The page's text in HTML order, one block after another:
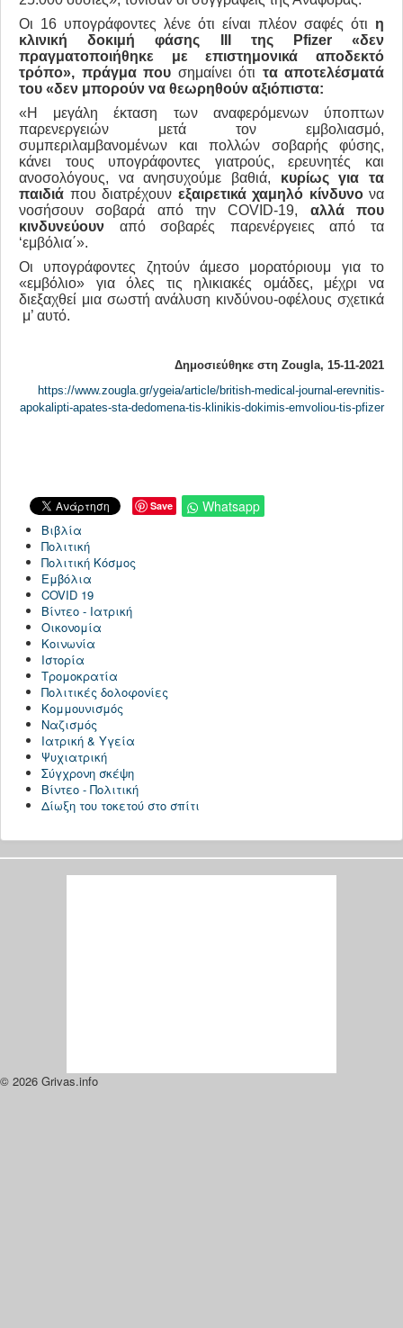
Οι 16 υπογράφοντες λένε ότι είναι πλέον σαφές ότι η
κλινική δοκιμή φάσης ΙΙΙ της
Pfizer«δεν
πραγματοποιήθηκε με επιστημονικά αποδεκτό
τρόπο», πράγμα που σημαίνει ότι τα αποτελέσματά
του «δεν μπορούν να θεωρηθούν αξιόπιστα:
«Η μεγάλη έκταση των αναφερόμενων ύποπτων
παρενεργειών μετά τον εμβολιασμό,
συμπεριλαμβανομένων και πολλών σοβαρής φύσης,
κάνει τους υπογράφοντες γιατρούς, ερευνητές και
ανοσολόγους, να ανησυχούμε βαθιά, κυρίως για τα
παιδιά που διατρέχουν εξαιρετικά χαμηλό κίνδυνονα
νοσήσουν σοβαρά από την COVID-19, αλλά που
κινδυνεύουν από σοβαρές παρενέργειες από τα
‘εμβόλια΄».
Οι υπογράφοντες ζητούν άμεσο μορατόριουμ για το
«εμβόλιο» για όλες τις ηλικιακές ομάδες, μέχρι να
διεξαχθεί μια σωστή ανάλυση κινδύνου-οφέλους σχετικά
μ’ αυτό.
Δημοσιεύθηκε στη Zougla, 15-11-2021
https://www.zougla.gr/ygeia/article/british-medical-journal-erevnitis-
apokalipti-apates-sta-dedomena-tis-klinikis-dokimis-emvoliou-tis-pfizer
Save Whatsapp
Βιβλία
Πολιτική
Πολιτική Κόσμος
Εμβόλια
COVID 19
Βίντεο - Ιατρική
Οικονομία
Κοινωνία
Ιστορία
Τρομοκρατία
Πολιτικές δολοφονίες
Κομμουνισμός
Ναζισμός
Ιατρική & Υγεία
Ψυχιατρική
Σύγχρονη σκέψη
Βίντεο - Πολιτική
Δίωξη του τοκετού στο σπίτι
© 2026 Grivas.info